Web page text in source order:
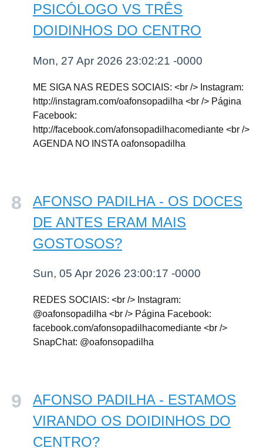
PSICÓLOGO VS TRÊS
DOIDINHOS DO CENTRO
Mon, 27 Apr 2026 23:02:21 -0000
ME SIGA NAS REDES SOCIAIS: <br /> Instagram:
http://instagram.com/oafonsopadilha <br /> Página
Facebook:
http://facebook.com/afonsopadilhacomediante <br />
AGENDA NO INSTA oafonsopadilha
AFONSO PADILHA - OS DOCES
DE ANTES ERAM MAIS
GOSTOSOS?
Sun, 05 Apr 2026 23:00:17 -0000
REDES SOCIAIS: <br /> Instagram:
@oafonsopadilha <br /> Página Facebook:
facebook.com/afonsopadilhacomediante <br />
SnapChat: @oafonsopadilha
AFONSO PADILHA - ESTAMOS
VIRANDO OS DOIDINHOS DO
CENTRO?